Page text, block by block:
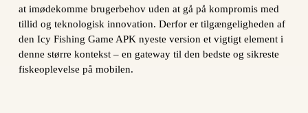
at imødekomme brugerbehov uden at gå på kompromis med
tillid og teknologisk innovation. Derfor er tilgængeligheden af
den Icy Fishing Game APK nyeste version et vigtigt element i
denne større kontekst – en gateway til den bedste og sikreste
fiskeoplevelse på mobilen.